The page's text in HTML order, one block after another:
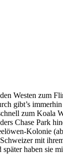
Westen zum
gibt’s
zum Koala
Chase Park
Kolonie
mit
haben sie